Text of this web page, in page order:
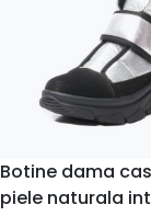
MARIME
37
EU
38
EU
39
EU
Botine dama
piele naturala